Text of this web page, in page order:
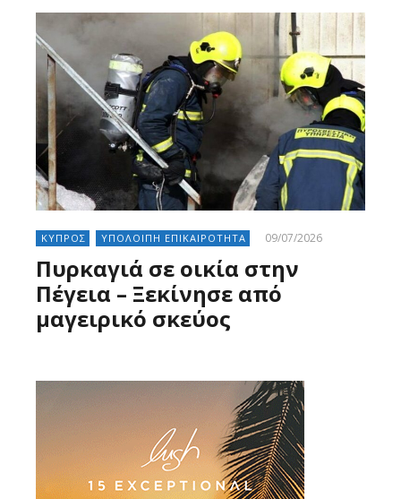
ΚΥΠΡΟΣ ΥΠΟΛΟΙΠΗ ΕΠΙΚΑΙΡΟΤΗΤΑ 09/07/2026
Πυρκαγιά σε οικία στην
Πέγεια – Ξεκίνησε από
μαγειρικό σκεύος